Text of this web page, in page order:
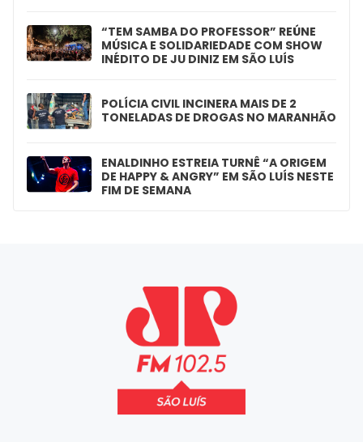
“TEM SAMBA DO PROFESSOR” REÚNE
MÚSICA E SOLIDARIEDADE COM SHOW
INÉDITO DE JU DINIZ EM SÃO LUÍS
POLÍCIA CIVIL INCINERA MAIS DE 2
TONELADAS DE DROGAS NO MARANHÃO
ENALDINHO ESTREIA TURNÊ “A ORIGEM
DE HAPPY & ANGRY” EM SÃO LUÍS NESTE
FIM DE SEMANA